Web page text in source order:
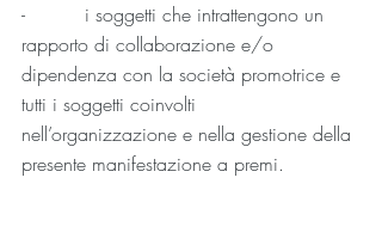
-          i soggetti che intrattengono un
rapporto di collaborazione e/o
dipendenza con la società promotrice e
tutti i soggetti coinvolti
nell’organizzazione e nella gestione della
presente manifestazione a premi.